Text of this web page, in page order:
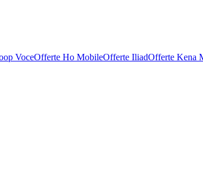
VoceOfferte Ho MobileOfferte IliadOfferte Kena